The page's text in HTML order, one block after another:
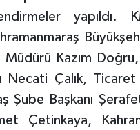
yapıldı.
Kazım
Çalık, Ticaret
Şube Başkanı
Çetinkaya,